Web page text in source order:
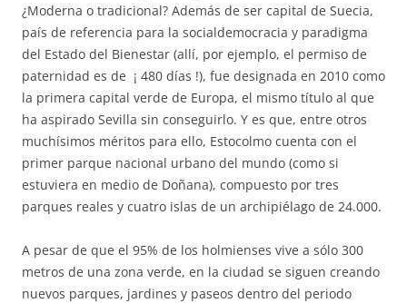
¿Moderna o tradicional? Además de ser capital de Suecia,
país de referencia para la socialdemocracia y paradigma
del Estado del Bienestar (allí, por ejemplo, el permiso de
paternidad es de ¡ 480 días !), fue designada en 2010 como
la primera capital verde de Europa, el mismo título al que
ha aspirado Sevilla sin conseguirlo. Y es que, entre otros
muchísimos méritos para ello, Estocolmo cuenta con el
primer parque nacional urbano del mundo (como si
estuviera en medio de Doñana), compuesto por tres
parques reales y cuatro islas de un archipiélago de 24.000.
A pesar de que el 95% de los holmienses vive a sólo 300
metros de una zona verde, en la ciudad se siguen creando
nuevos parques, jardines y paseos dentro del periodo